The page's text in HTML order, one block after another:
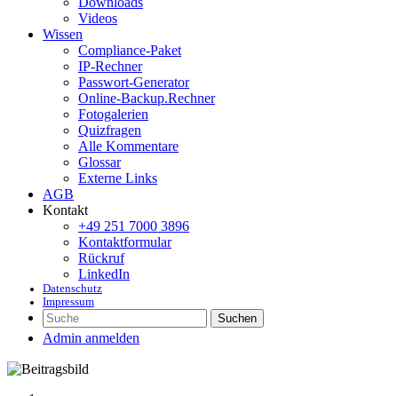
Videos
Wissen
Compliance-Paket
IP-Rechner
Passwort-Generator
Online-Backup.Rechner
Fotogalerien
Quizfragen
Alle Kommentare
Glossar
Externe Links
AGB
Kontakt
+49 251 7000 3896
Kontaktformular
Rückruf
LinkedIn
Datenschutz
Impressum
Suchen
Admin anmelden